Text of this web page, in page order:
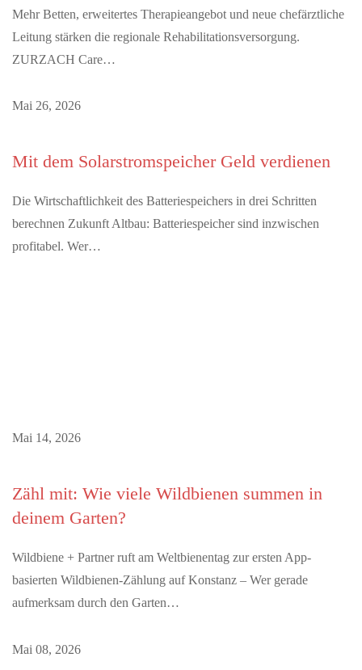
Mehr Betten, erweitertes Therapieangebot und neue chefärztliche
Leitung stärken die regionale Rehabilitationsversorgung.
ZURZACH Care…
Mai 26, 2026
Mit dem Solarstromspeicher Geld verdienen
Die Wirtschaftlichkeit des Batteriespeichers in drei Schritten
berechnen Zukunft Altbau: Batteriespeicher sind inzwischen
profitabel. Wer…
Mai 14, 2026
Zähl mit: Wie viele Wildbienen summen in
deinem Garten?
Wildbiene + Partner ruft am Weltbienentag zur ersten App-
basierten Wildbienen-Zählung auf Konstanz – Wer gerade
aufmerksam durch den Garten…
Mai 08, 2026